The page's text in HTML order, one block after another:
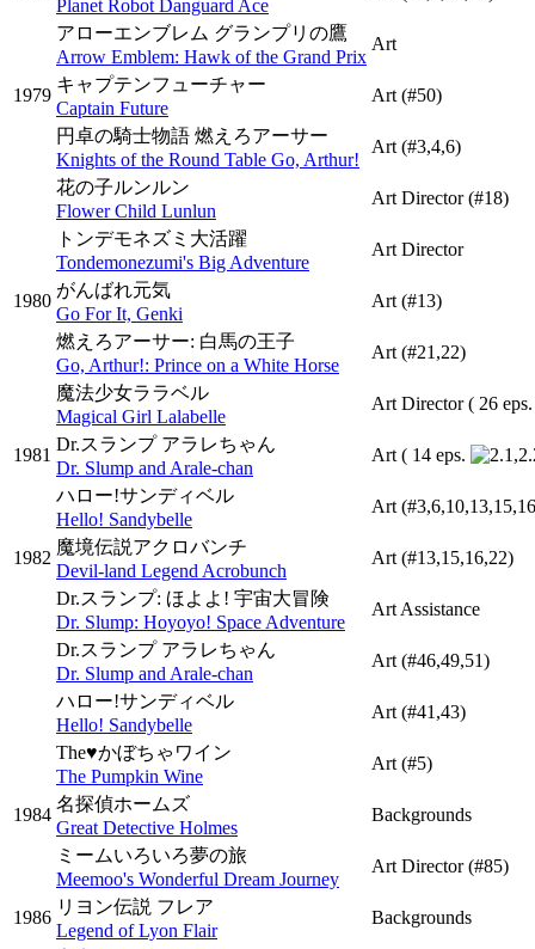
Planet Robot Danguard Ace
アローエンブレム グランプリの鷹
Arrow Emblem: Hawk of the Grand Prix
Art
1979
キャプテンフューチャー
Captain Future
Art (#50)
円卓の騎士物語 燃えろアーサー
Knights of the Round Table Go, Arthur!
Art (#3,4,6)
花の子ルンルン
Flower Child Lunlun
Art Director(#18)
トンデモネズミ大活躍
Tondemonezumi's Big Adventure
Art Director
1980
がんばれ元気
Go For It, Genki
Art (#13)
燃えろアーサー: 白馬の王子
Go, Arthur!: Prince on a White Horse
Art (#21,22)
魔法少女ララベル
Magical Girl Lalabelle
Art Director( 26
1981
Dr.スランプ アラレちゃん
Dr. Slump and Arale-chan
Art ( 14 eps.
ハロー!サンディベル
Hello! Sandybelle
Art
1982
魔境伝説アクロバンチ
Devil-land Legend Acrobunch
Art (#13,15,16,22)
Dr.スランプ: ほよよ! 宇宙大冒険
Dr. Slump: Hoyoyo! Space Adventure
Art Assistance
Dr.スランプ アラレちゃん
Dr. Slump and Arale-chan
Art (#46,49,51)
ハロー!サンディベル
Hello! Sandybelle
Art (#41,43)
The♥かぼちゃワイン
The Pumpkin Wine
Art (#5)
1984
名探偵ホームズ
Great Detective Holmes
Backgrounds
ミームいろいろ夢の旅
Meemoo's Wonderful Dream Journey
Art Director(#85)
1986
リヨン伝説 フレア
Legend of Lyon Flair
Backgrounds